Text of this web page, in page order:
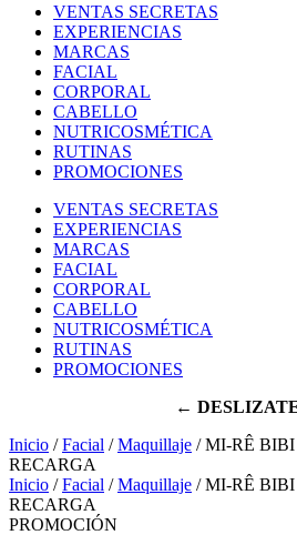
VENTAS SECRETAS
EXPERIENCIAS
MARCAS
FACIAL
CORPORAL
CABELLO
NUTRICOSMÉTICA
RUTINAS
PROMOCIONES
VENTAS SECRETAS
EXPERIENCIAS
MARCAS
FACIAL
CORPORAL
CABELLO
NUTRICOSMÉTICA
RUTINAS
PROMOCIONES
←
Inicio /Facial /Maquillaje / MI-RÊ
RECARGA
Inicio /Facial /Maquillaje / MI-RÊ
RECARGA
PROMOCIÓN